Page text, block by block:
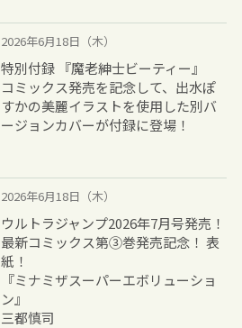
2026年6月18日（木）
特別付録 『魔老紳士ビーティー』
コミックス発売を記念して、出水ぽ
すかの美麗イラストを使用した別バ
ージョンカバーが付録に登場！
2026年6月18日（木）
ウルトラジャンプ2026年7月号発売！
最新コミックス第③巻発売記念！ 表
紙！
『ミナミザスーパーエボリューショ
ン』
三都慎司